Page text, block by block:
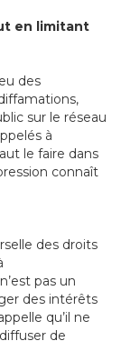
en limitant
des
sur le réseau
à
le faire dans
connaît
des droits
pas un
des intérêts
qu’il ne
de